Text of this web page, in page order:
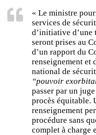
« Le ministre
services de
d’initiative d’une
seront prises au
d’un rapport du
renseignement et
national de
“pouvoir
passer par un
procès équitable.
renseignement
procédure sans
complet à charge